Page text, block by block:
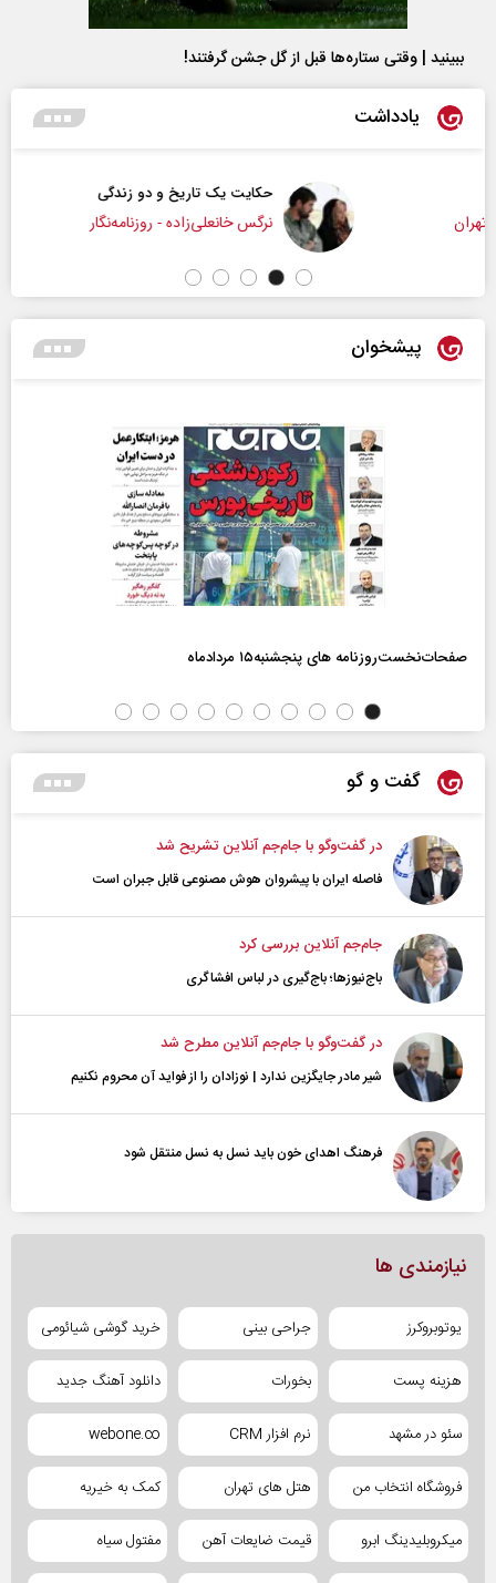
ببینید | وقتی ستاره‌ها قبل از گل جشن گرفتند!
یادداشت
حکایت یک تاریخ و دو زندگی
نرگس خانعلی‌زاده - روزنامه‌نگار
پیشخوان
صفحات‌نخست‌روزنامه ها‌ی پنجشنبه‌۱۵ مردادماه
گفت و گو
در گفت‌و‌گو با جام‌جم آنلاین تشریح شد
فاصله ایران با پیشرو‌ان هوش مصنوعی قابل جبران است
جام‌جم آنلاین بررسی کرد
باج‌نیوزها؛ باج‌گیری در لباس افشاگری
در گفت‌و‌گو با جام‌جم آنلاین مطرح شد
شیر مادر جایگزین ندارد | نوزادان را از فواید آن محروم نکنیم
فرهنگ اهدای خون باید نسل به نسل منتقل شود
نیازمندی ها
یوتوبروکرز جراحی بینی خرید گوشی شیائومی
هزینه پست بخورات دانلود آهنگ جدید
سئو در مشهد نرم افزار CRM webone.co
فروشگاه انتخاب من هتل های تهران کمک به خیریه
میکروبلیدینگ ابرو قیمت ضایعات آهن مفتول سیاه